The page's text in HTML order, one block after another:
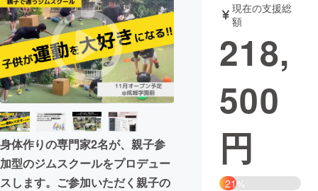
テクノロジー・ガジェット
映像・映画 書籍・雑誌
ビジネス・起業 チャレンジ
まちづくり・地域活性化
CAMPFIRE for Social Good
CAMPFIRE Creation
身体作りの専門家2名が、親子参
加型のジムスクールをプロデュー
スします。ご参加いただく親子の
現在の支援総
額
218,
500
円
21%